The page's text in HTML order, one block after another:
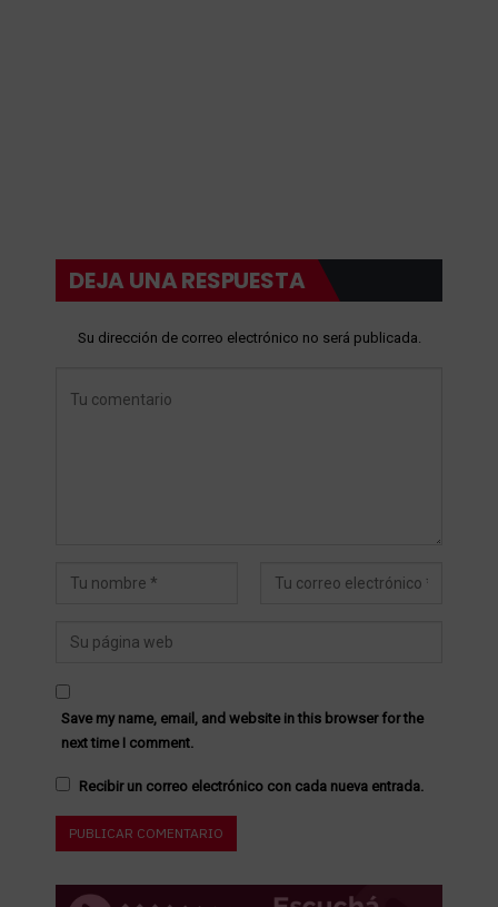
DEJA UNA RESPUESTA
Su dirección de correo electrónico no será publicada.
Save my name, email, and website in this browser for the
next time I comment.
Recibir un correo electrónico con cada nueva entrada.